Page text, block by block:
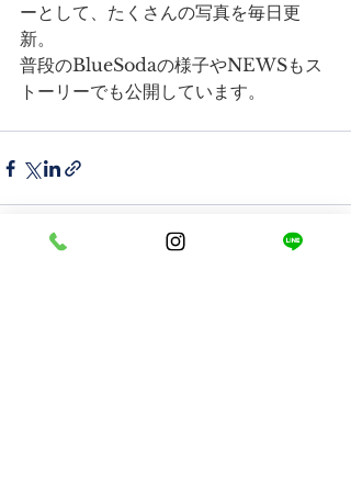
ーとして、たくさんの写真を毎日更
新。
普段のBlueSodaの様子やNEWSもス
トーリーでも公開しています。